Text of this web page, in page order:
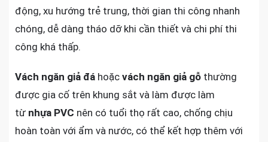
động, xu hướng trẻ trung, thời gian thi công nhanh
chóng, dễ dàng tháo dỡ khi cần thiết và chi phí thi
công khá thấp.
Vách ngăn giả đá hoặc vách ngăn giả gỗ thường
được gia cố trên khung sắt và làm được làm
từ nhựa PVC nên có tuổi thọ rất cao, chống chịu
hoàn toàn với ẩm và nước, có thể kết hợp thêm với